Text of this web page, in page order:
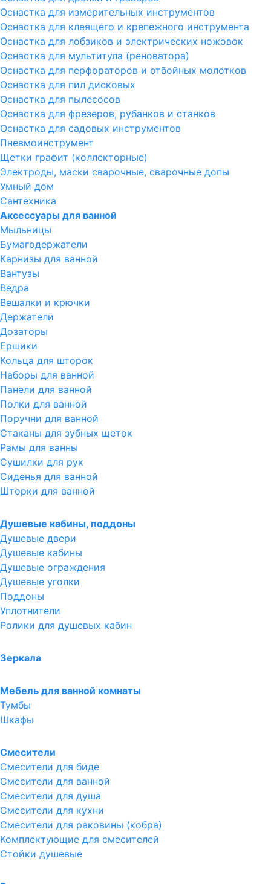
Оснастка для измерительных инструментов
Оснастка для клеящего и крепежного инструмента
Оснастка для лобзиков и электрических ножовок
Оснастка для мультитула (реноватора)
Оснастка для перфораторов и отбойных молотков
Оснастка для пил дисковых
Оснастка для пылесосов
Оснастка для фрезеров, рубанков и станков
Оснастка для садовых инструментов
Пневмоинструмент
Щетки графит (коллекторные)
Электроды, маски сварочные, сварочные допы
Умный дом
Сантехника
Аксессуары для ванной
Мыльницы
Бумагодержатели
Карнизы для ванной
Вантузы
Ведра
Вешалки и крючки
Держатели
Дозаторы
Ершики
Кольца для шторок
Наборы для ванной
Панели для ванной
Полки для ванной
Поручни для ванной
Стаканы для зубных щеток
Рамы для ванны
Сушилки для рук
Сиденья для ванной
Шторки для ванной
Душевые кабины, поддоны
Душевые двери
Душевые кабины
Душевые ограждения
Душевые уголки
Поддоны
Уплотнители
Ролики для душевых кабин
Зеркала
Мебель для ванной комнаты
Тумбы
Шкафы
Смесители
Смесители для биде
Смесители для ванной
Смесители для душа
Смесители для кухни
Смесители для раковины (кобра)
Комплектующие для смесителей
Стойки душевые